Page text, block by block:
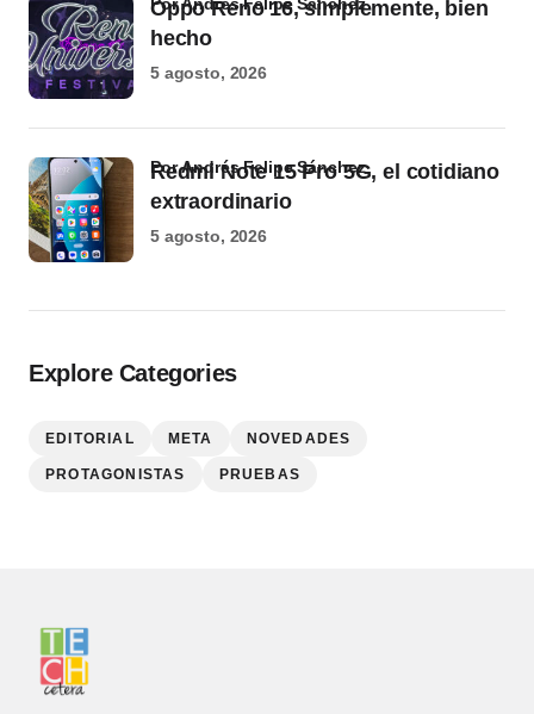
Oppo Reno 16, simplemente, bien
hecho
5 agosto, 2026
Redmi Note 15 Pro 5G, el cotidiano
extraordinario
por Andrés Felipe Sánchez
5 agosto, 2026
Explore Categories
EDITORIAL META NOVEDADES
PROTAGONISTAS PRUEBAS